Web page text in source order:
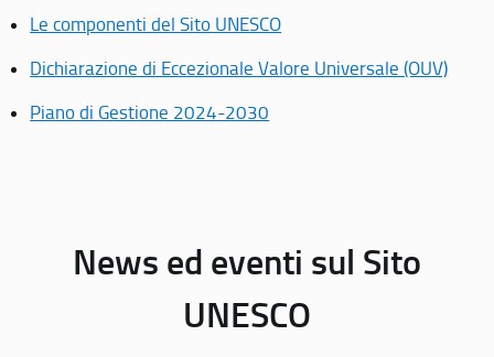
Le componenti del Sito UNESCO
Dichiarazione di Eccezionale Valore Universale (OUV)
Piano di Gestione 2024-2030
News ed eventi sul Sito
UNESCO